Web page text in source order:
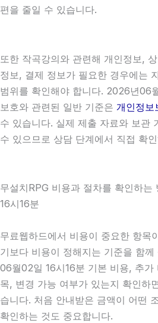
편을 줄일 수 있습니다.
또한 작곡강의와 관련해 개인정보,
정보, 결제 정보가 필요한 경우에는
범위를 확인해야 합니다. 2026년06
보호와 관련된 일반 기준은 개인정보
수 있습니다. 실제 제출 자료와 보관
수 있으므로 상담 단계에서 직접 확
무설치RPG 비용과 절차를 확인하
16시16분
무료웹하드에서 비용이 중요한 항목
기보다 비용이 정해지는 기준을 함
06월02일 16시16분 기본 비용, 추
목, 변경 가능 여부가 있는지 확인하
습니다. 처음 안내받은 금액이 어떤
확인하는 것도 중요합니다.